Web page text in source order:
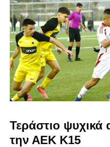
Τεράστιο ψυχικά
την ΑΕΚ Κ15